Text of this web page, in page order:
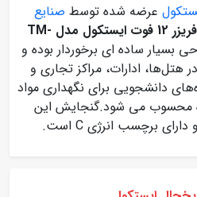
عرضه شده توسط صنایع
یخچال فریزر 12 فوت ایستکول مدل TM-
بسیار ساده ای برخوردار بوده و
هتل‌ها، ادارات، مراکز تجاری و
دانشجویی برای نگهداری مواد
محسوب می شود.گنجایش این